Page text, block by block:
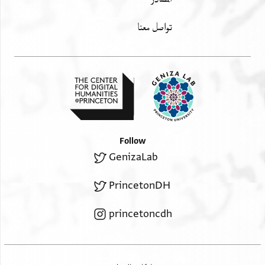
تواصل معنا
Follow
GenizaLab
PrincetonDH
princetoncdh